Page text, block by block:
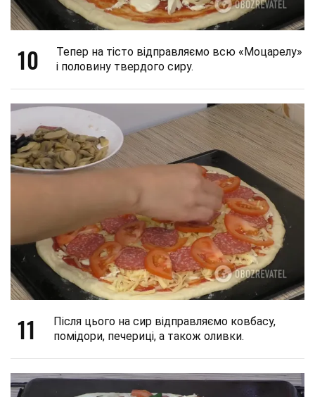
10
Тепер на тісто відправляємо всю «Моцарелу»
і половину твердого сиру.
11
Після цього на сир відправляємо ковбасу,
помідори, печериці, а також оливки.